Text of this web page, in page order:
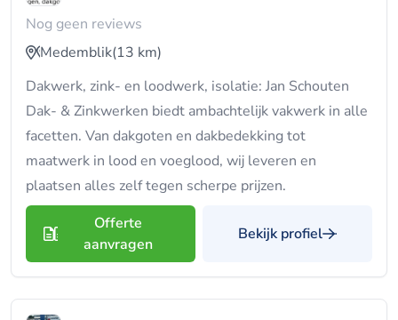
Nog geen reviews
Medemblik(13 km)
Dakwerk, zink- en loodwerk, isolatie: Jan Schouten
Dak- & Zinkwerken biedt ambachtelijk vakwerk in alle
facetten. Van dakgoten en dakbedekking tot
maatwerk in lood en voeglood, wij leveren en
plaatsen alles zelf tegen scherpe prijzen.
Offerte
aanvragen
Bekijk profiel